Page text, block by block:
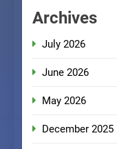
Archives
July 2026
June 2026
May 2026
December 2025